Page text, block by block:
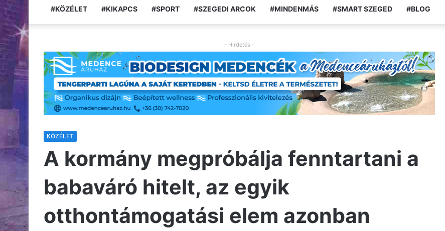
#KÖZÉLET #KIKAPCS #SPORT #SZEGEDI ARCOK #MINDENMÁS #SMART SZEGED #BLOG
- Hirdetés -
KÖZÉLET
A kormány megpróbálja fenntartani a
babaváró hitelt, az egyik
otthontámogatási elem azonban